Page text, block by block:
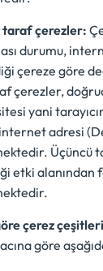
taraf çerezler:
durumu,
çereze göre
yani
adresi
Üçüncü
etki alanından
çerez
göre